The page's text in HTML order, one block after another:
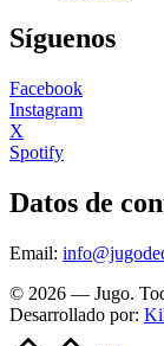
Síguenos
Facebook
Instagram
X
Spotify
Datos de
Email:
© 2026 — Jugo.
Desarrollado por: